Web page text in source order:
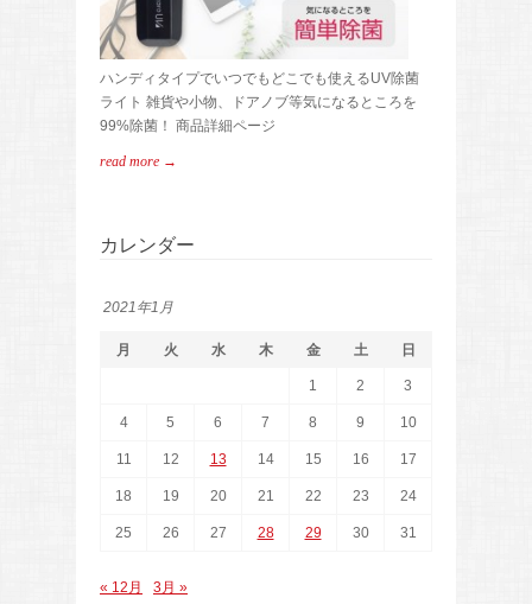
ハンディタイプでいつでもどこでも使えるUV除菌
ライト 雑貨や小物、ドアノブ等気になるところを
99%除菌！ 商品詳細ページ
read more →
カレンダー
2021年1月
月 火 水 木 金 土 日
1 2 3
4 5 6 7 8 9 10
11 12 13 14 15 16 17
18 19 20 21 22 23 24
25 26 27 28 29 30 31
« 12月 3月 »